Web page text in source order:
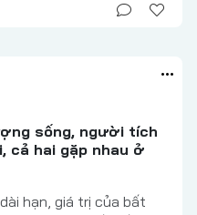
sống, người tích
cả hai gặp nhau ở
hạn, giá trị của bất